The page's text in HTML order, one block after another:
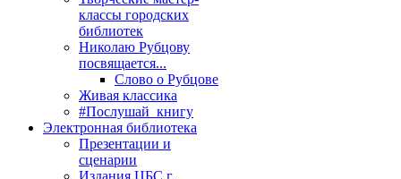
классы городских
библиотек
Николаю Рубцову
посвящается...
Слово о Рубцове
Живая классика
#Послушай_книгу
Электронная библиотека
Презентации и
сценарии
Издания ЦБС г.